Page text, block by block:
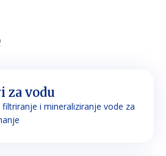
za vodu
i mineraliziranje vode za